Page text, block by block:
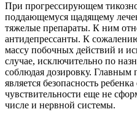
При прогрессирующем
поддающемуся щадящему
тяжелые препараты. К ним
антидепрессанты. К
массу побочных действий и
случае, исключительно по
соблюдая дозировку. Главным
является безопасность
чувствительности еще не
числе и нервной системы.